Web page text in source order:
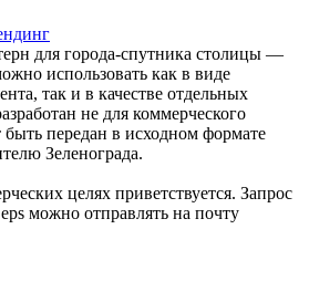
для города-спутника столицы —
использовать как в виде
так и в качестве отдельных
не для коммерческого
передан в исходном формате
Зеленограда.
целях приветствуется. Запрос
можно отправлять на почту